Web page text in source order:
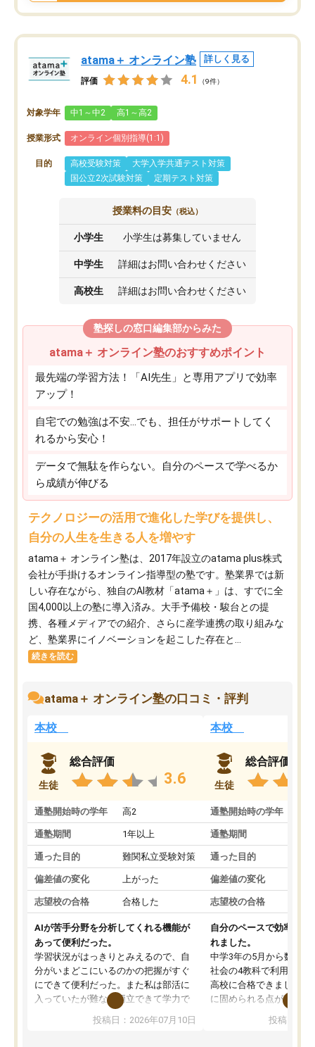
atama＋ オンライン塾 詳しく見る
評価 4.1 （9件）
対象学年 中1～中2 高1～高2
授業形式 オンライン個別指導(1:1)
目的 高校受験対策
大学入学共通テスト対策
国公立2次試験対策
定期テスト対策
授業料の目安 （税込）
小学生 小学生は募集していません
中学生 詳細はお問い合わせください
高校生 詳細はお問い合わせください
塾探しの窓口編集部からみた
atama＋ オンライン塾のおすすめポイント
最先端の学習方法！「AI先生」と専用アプリで効率
アップ！
自宅での勉強は不安…でも、担任がサポートしてく
れるから安心！
データで無駄を作らない。自分のペースで学べるか
ら成績が伸びる
テクノロジーの活用で進化した学びを提供し、
自分の人生を生きる人を増やす
atama＋ オンライン塾は、2017年設立のatama plus株式
会社が手掛けるオンライン指導型の塾です。塾業界では新
しい存在ながら、独自のAI教材「atama＋」は、すでに全
国4,000以上の塾に導入済み。大手予備校・駿台との提
携、各種メディアでの紹介、さらに産学連携の取り組みな
ど、塾業界にイノベーションを起こした存在と...
続きを読む
atama＋ オンライン塾の口コミ・評判
本校
生徒
総合評価
3.6
通塾開始時の学年 高2
通塾期間 1年以上
通った目的 難関私立受験対策
偏差値の変化 上がった
志望校の合格 合格した
AIが苦手分野を分析してくれる機能が
あって便利だった。
学習状況がはっきりとみえるので、自
分がいまどこにいるのかの把握がすぐ
にできて便利だった。また私は部活に
入っていたが難なく両立できて学力で
も部活でも結果を残すことができてよ
かった。また問題演習の際に、自分が
投稿日：2026年07月10日
本校
生徒
総合評価
通塾開始時の学年
通塾期間
通った目的
偏差値の変化
志望校の合格
自分のペースで効率よく
れました。
中学3年の5月から数学・
社会の4教科で利用し、
高校に合格できました。
に固められる点が魅力で
項目のおかげで、手軽
投稿日：